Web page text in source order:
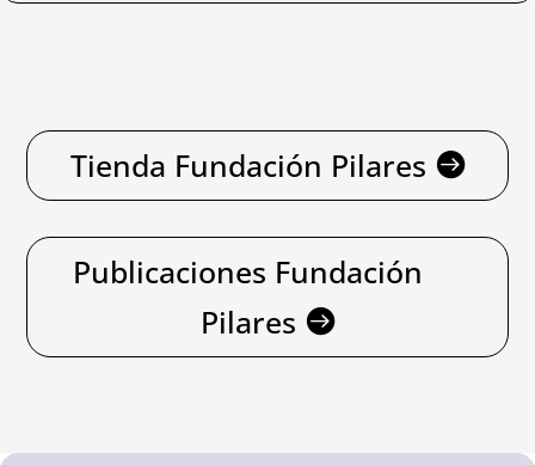
Tienda Fundación Pilares
Publicaciones Fundación
Pilares